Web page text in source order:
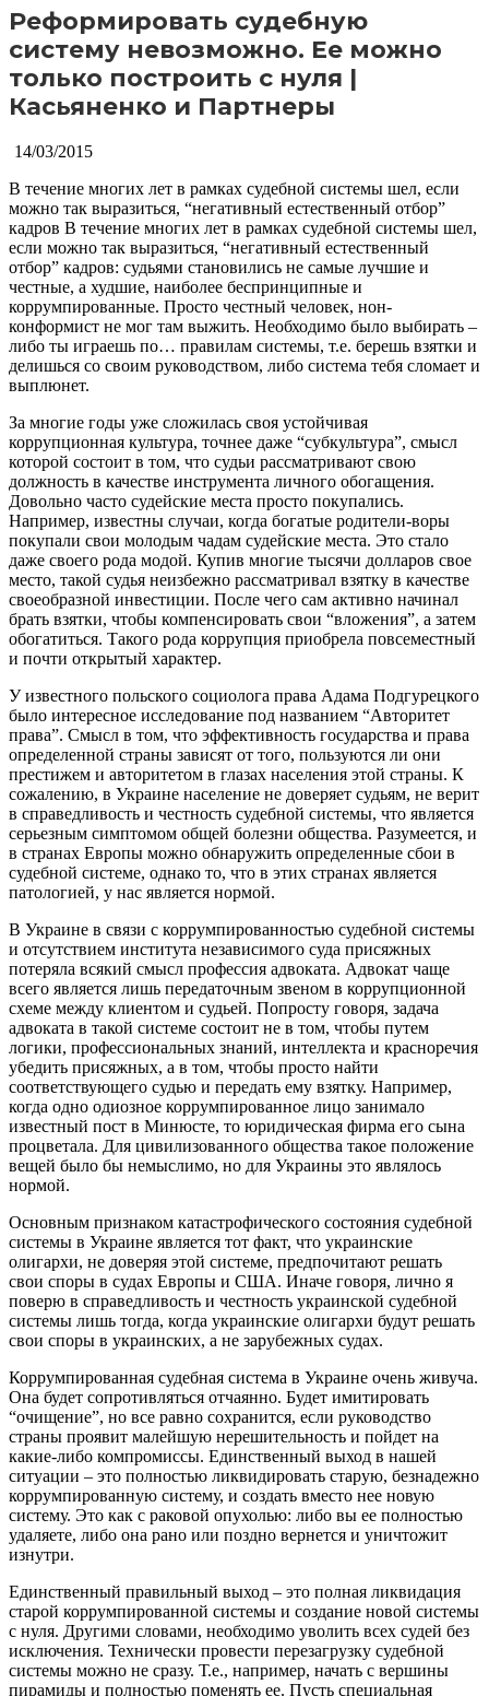
Реформировать судебную
систему невозможно. Ее можно
только построить с нуля |
Касьяненко и Партнеры
14/03/2015
В течение многих лет в рамках судебной системы шел, если
можно так выразиться, “негативный естественный отбор”
кадров В течение многих лет в рамках судебной системы шел,
если можно так выразиться, “негативный естественный
отбор” кадров: судьями становились не самые лучшие и
честные, а худшие, наиболее беспринципные и
коррумпированные. Просто честный человек, нон-
конформист не мог там выжить. Необходимо было выбирать –
либо ты играешь по… правилам системы, т.е. берешь взятки и
делишься со своим руководством, либо система тебя сломает и
выплюнет.
За многие годы уже сложилась своя устойчивая
коррупционная культура, точнее даже “субкультура”, смысл
которой состоит в том, что судьи рассматривают свою
должность в качестве инструмента личного обогащения.
Довольно часто судейские места просто покупались.
Например, известны случаи, когда богатые родители-воры
покупали свои молодым чадам судейские места. Это стало
даже своего рода модой. Купив многие тысячи долларов свое
место, такой судья неизбежно рассматривал взятку в качестве
своеобразной инвестиции. После чего сам активно начинал
брать взятки, чтобы компенсировать свои “вложения”, а затем
обогатиться. Такого рода коррупция приобрела повсеместный
и почти открытый характер.
У известного польского социолога права Адама Подгурецкого
было интересное исследование под названием “Авторитет
права”. Смысл в том, что эффективность государства и права
определенной страны зависят от того, пользуются ли они
престижем и авторитетом в глазах населения этой страны. К
сожалению, в Украине население не доверяет судьям, не верит
в справедливость и честность судебной системы, что является
серьезным симптомом общей болезни общества. Разумеется, и
в странах Европы можно обнаружить определенные сбои в
судебной системе, однако то, что в этих странах является
патологией, у нас является нормой.
В Украине в связи с коррумпированностью судебной системы
и отсутствием института независимого суда присяжных
потеряла всякий смысл профессия адвоката. Адвокат чаще
всего является лишь передаточным звеном в коррупционной
схеме между клиентом и судьей. Попросту говоря, задача
адвоката в такой системе состоит не в том, чтобы путем
логики, профессиональных знаний, интеллекта и красноречия
убедить присяжных, а в том, чтобы просто найти
соответствующего судью и передать ему взятку. Например,
когда одно одиозное коррумпированное лицо занимало
известный пост в Минюсте, то юридическая фирма его сына
процветала. Для цивилизованного общества такое положение
вещей было бы немыслимо, но для Украины это являлось
нормой.
Основным признаком катастрофического состояния судебной
системы в Украине является тот факт, что украинские
олигархи, не доверяя этой системе, предпочитают решать
свои споры в судах Европы и США. Иначе говоря, лично я
поверю в справедливость и честность украинской судебной
системы лишь тогда, когда украинские олигархи будут решать
свои споры в украинских, а не зарубежных судах.
Коррумпированная судебная система в Украине очень живуча.
Она будет сопротивляться отчаянно. Будет имитировать
“очищение”, но все равно сохранится, если руководство
страны проявит малейшую нерешительность и пойдет на
какие-либо компромиссы. Единственный выход в нашей
ситуации – это полностью ликвидировать старую, безнадежно
коррумпированную систему, и создать вместо нее новую
систему. Это как с раковой опухолью: либо вы ее полностью
удаляете, либо она рано или поздно вернется и уничтожит
изнутри.
Единственный правильный выход – это полная ликвидация
старой коррумпированной системы и создание новой системы
с нуля. Другими словами, необходимо уволить всех судей без
исключения. Технически провести перезагрузку судебной
системы можно не сразу. Т.е., например, начать с вершины
пирамиды и полностью поменять ее. Пусть специальная